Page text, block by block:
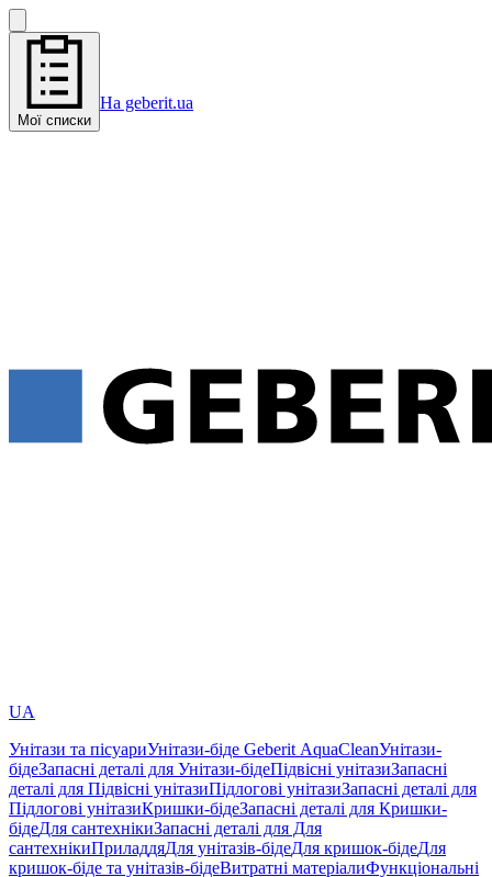
Мої списки
На geberit.ua
UA
Унітази та пісуариУнітази-біде Geberit AquaCleanУнітази-
бідеЗапасні деталі для Унітази-бідеПідвісні унітазиЗапасні
деталі для Підвісні унітазиПідлогові унітазиЗапасні деталі для
Підлогові унітазиКришки-бідеЗапасні деталі для Кришки-
бідеДля сантехнікиЗапасні деталі для Для
сантехнікиПриладдяДля унітазів-бідеДля кришок-бідеДля
кришок-біде та унітазів-бідеВитратні матеріалиФункціональні